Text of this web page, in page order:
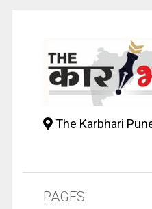
The Karbhari
PAGES